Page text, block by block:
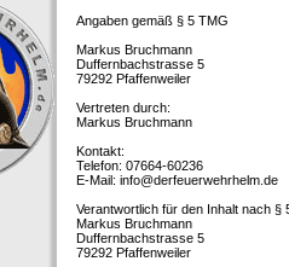
Angaben gemäß § 5 TMG
Markus Bruchmann
Duffernbachstrasse 5
79292 Pfaffenweiler
Vertreten durch:
Markus Bruchmann
Kontakt:
Telefon: 07664-60236
E-Mail: info@derfeuerwehrhelm.de
Verantwortlich für den Inhalt nach §
Markus Bruchmann
Duffernbachstrasse 5
79292 Pfaffenweiler